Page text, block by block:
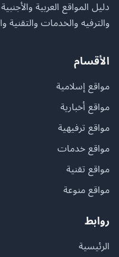
دليل المواقع العربية
والترفيه والخدمات والتقنية
الأقسام
مواقع إسلامية
مواقع أخبارية
مواقع ترفيهية
مواقع خدمات
مواقع تقنية
مواقع منوعة
روابط
الرئيسية